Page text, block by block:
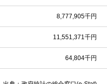
8,777,905千円
11,551,371千円
64,804千円